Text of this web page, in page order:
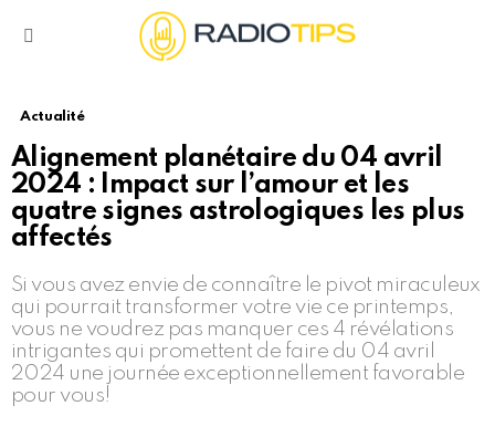
Actualité
Alignement planétaire du 04 avril
2024 : Impact sur l’amour et les
quatre signes astrologiques les plus
affectés
Si vous avez envie de connaître le pivot miraculeux
qui pourrait transformer votre vie ce printemps,
vous ne voudrez pas manquer ces 4 révélations
intrigantes qui promettent de faire du 04 avril
2024 une journée exceptionnellement favorable
pour vous!